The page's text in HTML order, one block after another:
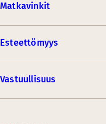
Matkavinkit
Esteettömyys
Vastuullisuus